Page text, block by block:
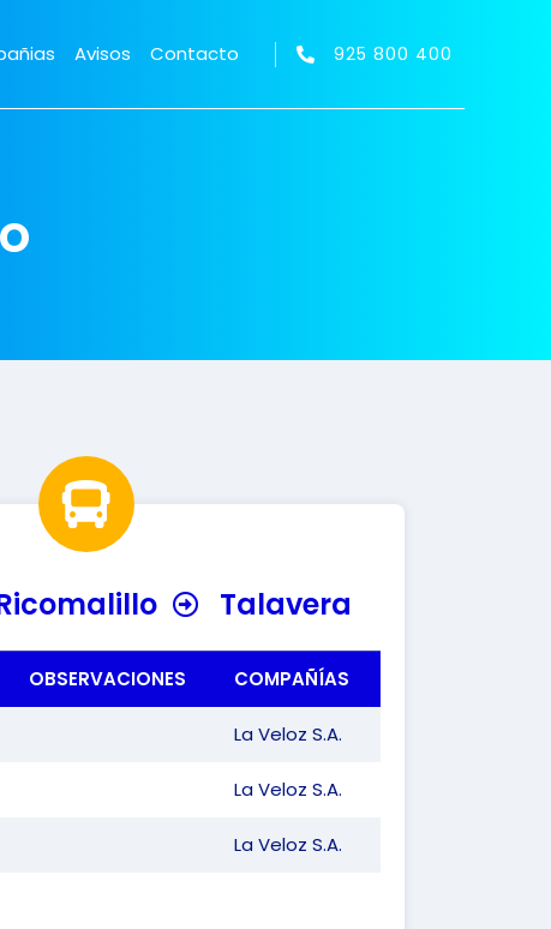
Avisos Contacto 925 800 400
Talavera
OBSERVACIONES COMPAÑÍAS
La Veloz S.A.
La Veloz S.A.
La Veloz S.A.